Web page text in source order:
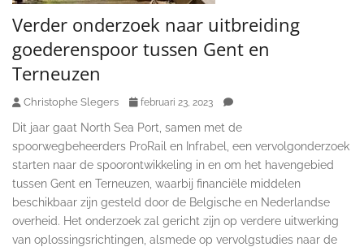
Verder onderzoek naar uitbreiding
goederenspoor tussen Gent en
Terneuzen
Christophe Slegers februari 23, 2023
Dit jaar gaat North Sea Port, samen met de
spoorwegbeheerders ProRail en Infrabel, een vervolgonderzoek
starten naar de spoorontwikkeling in en om het havengebied
tussen Gent en Terneuzen, waarbij financiële middelen
beschikbaar zijn gesteld door de Belgische en Nederlandse
overheid. Het onderzoek zal gericht zijn op verdere uitwerking
van oplossingsrichtingen, alsmede op vervolgstudies naar de